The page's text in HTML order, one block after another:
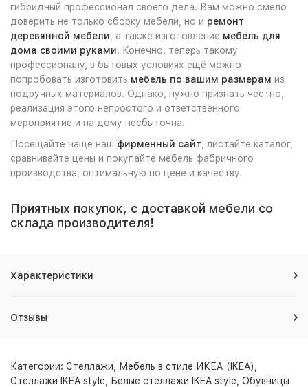
гибридный профессионал своего дела. Вам можно смело
доверить не только сборку мебели, но и ремонт
деревянной мебели , а также изготовление мебель для
дома своими руками. Конечно, теперь такому
профессионалу, в бытовых условиях ещё можно
попробовать изготовить мебель по вашим размерам из
подручных материалов. Однако, нужно признать честно,
реализация этого непростого и ответственного
мероприятие и на дому несбыточна.
Посещайте чаще наш фирменный сайт , листайте каталог,
сравнивайте цены и покупайте мебель фабричного
производства, оптимальную по цене и качеству.
Приятных покупок, с доставкой мебели со
склада производителя!
Характеристики
Отзывы
Категории: Стеллажи Мебель в стиле ИКЕА (IKEA)
Стеллажи IKEA style
Белые стеллажи IKEA style Обувницы